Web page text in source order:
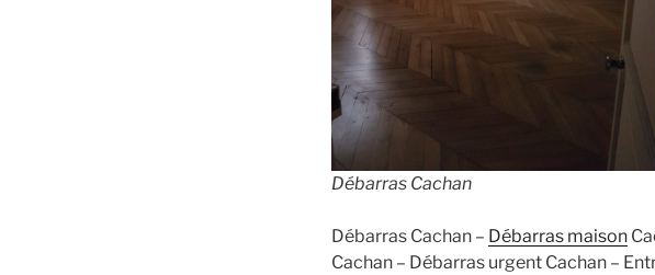
Débarras Cachan
Débarras Cachan – Débarras maison
Cachan – Débarras urgent Cachan –